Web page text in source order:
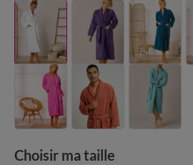
Choisir ma taille